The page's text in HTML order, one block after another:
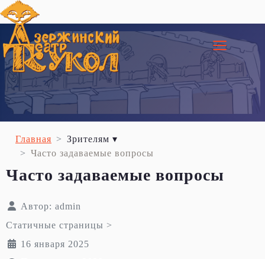
Главная
Зрителям ▾
Часто задаваемые вопросы
Часто задаваемые вопросы
Автор: admin
Статичные страницы >
16 января 2025
≡